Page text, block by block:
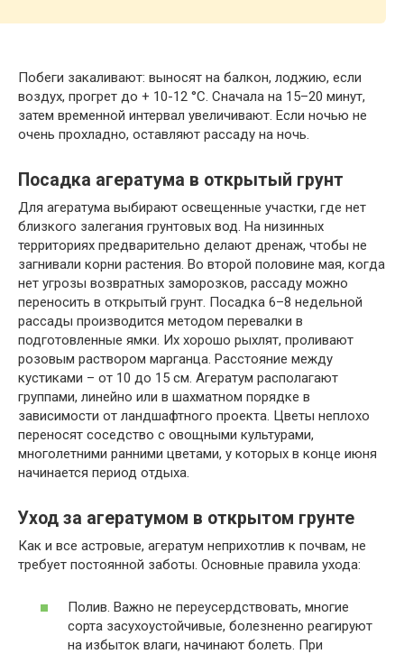
Побеги закаливают: выносят на балкон, лоджию, если
воздух, прогрет до + 10-12 °C. Сначала на 15–20 минут,
затем временной интервал увеличивают. Если ночью не
очень прохладно, оставляют рассаду на ночь.
Посадка агератума в открытый грунт
Для агератума выбирают освещенные участки, где нет
близкого залегания грунтовых вод. На низинных
территориях предварительно делают дренаж, чтобы не
загнивали корни растения. Во второй половине мая, когда
нет угрозы возвратных заморозков, рассаду можно
переносить в открытый грунт. Посадка 6–8 недельной
рассады производится методом перевалки в
подготовленные ямки. Их хорошо рыхлят, проливают
розовым раствором марганца. Расстояние между
кустиками – от 10 до 15 см. Агератум располагают
группами, линейно или в шахматном порядке в
зависимости от ландшафтного проекта. Цветы неплохо
переносят соседство с овощными культурами,
многолетними ранними цветами, у которых в конце июня
начинается период отдыха.
Уход за агератумом в открытом грунте
Как и все астровые, агератум неприхотлив к почвам, не
требует постоянной заботы. Основные правила ухода:
Полив. Важно не переусердствовать, многие
сорта засухоустойчивые, болезненно реагируют
на избыток влаги, начинают болеть. При